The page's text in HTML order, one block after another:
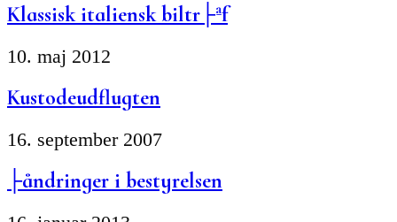
Klassisk italiensk biltr├ªf
10. maj 2012
Kustodeudflugten
16. september 2007
├åndringer i bestyrelsen